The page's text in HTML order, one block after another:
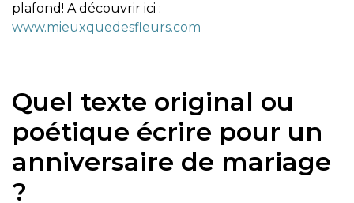
plafond! A découvrir ici :
www.mieuxquedesfleurs.com
Quel texte original ou
poétique écrire pour un
anniversaire de mariage
?